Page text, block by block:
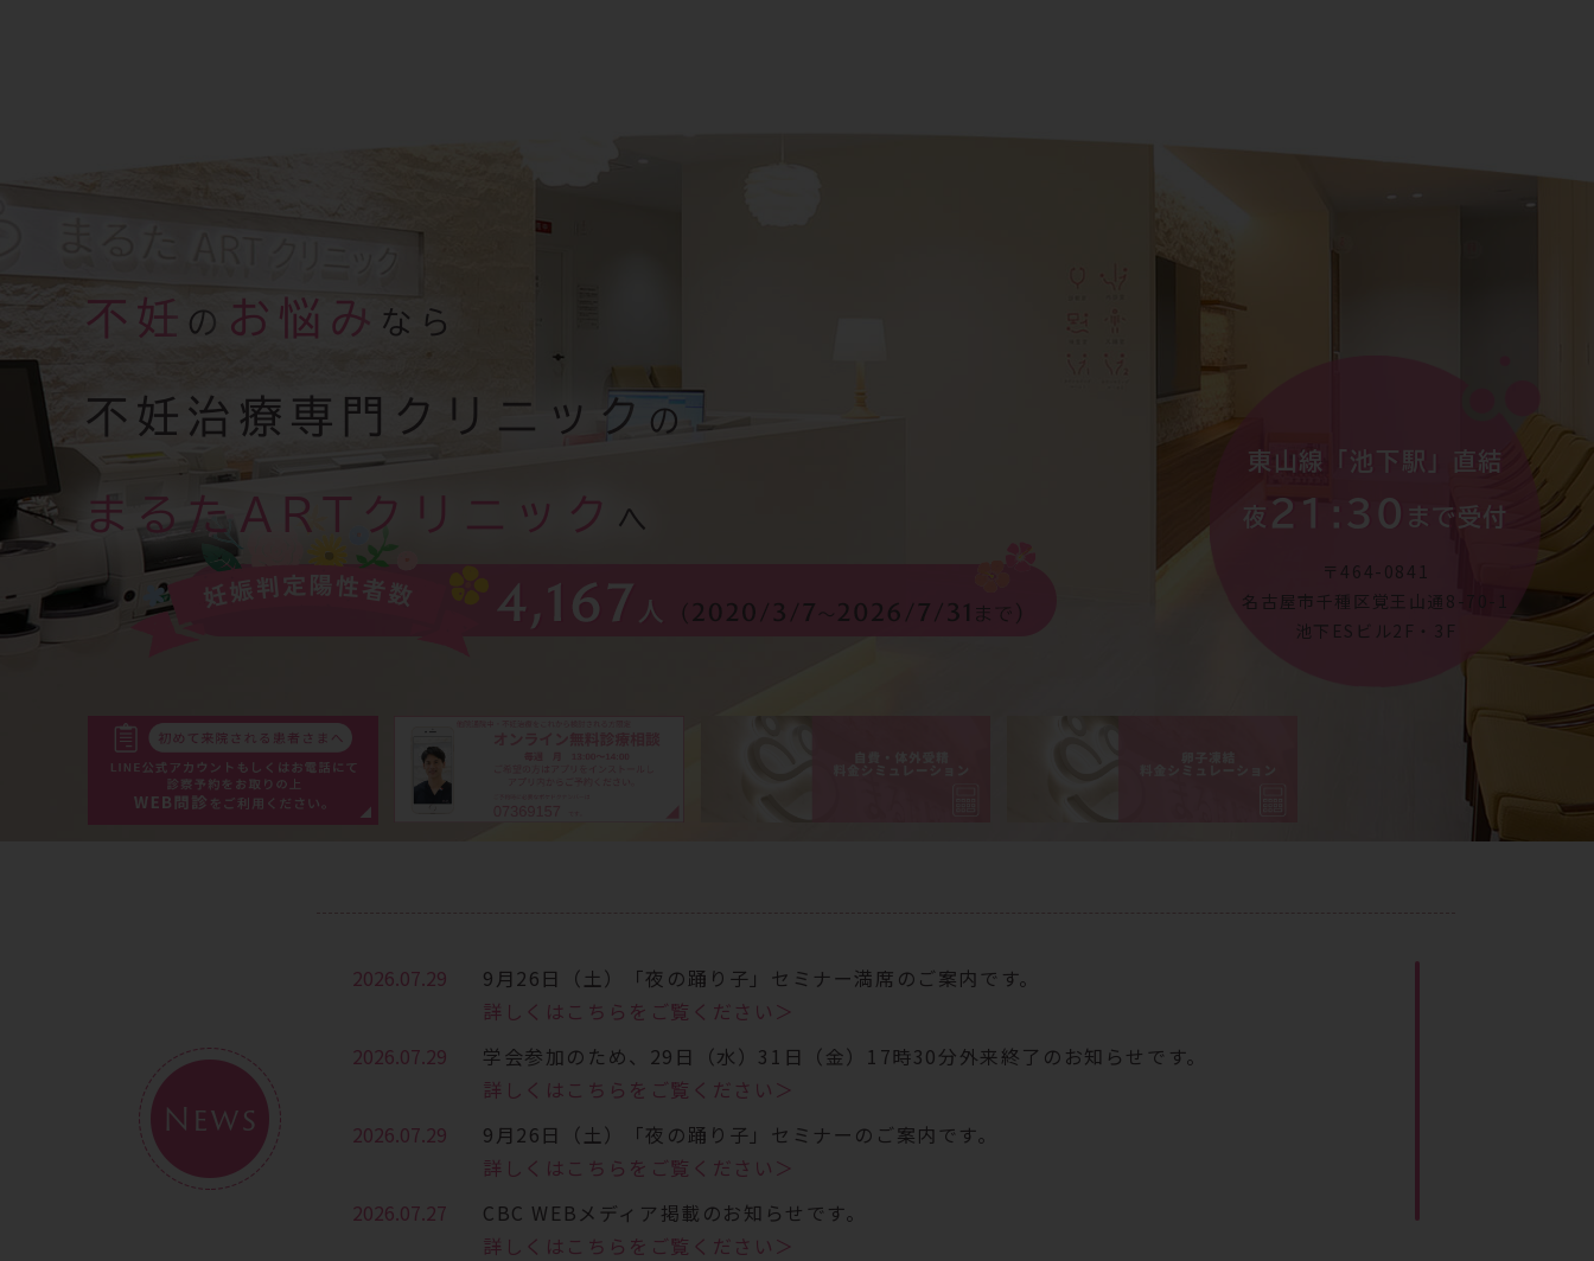
不妊 の お悩み なら
不妊治療専門クリニック の
まるたARTクリニック へ
東山線「池下駅」直結
夜 21:30 まで受付
〒464-0841
名古屋市千種区覚王山通8-70-1
池下ESビル2F・3F
News
2026.07.29
9月26日（土）「夜の踊り子」セミナー満席のご案内です。
詳しくはこちらをご覧ください＞
2026.07.29
学会参加のため、29日（水）31日（金）17時30分外来終了のお知らせです。
詳しくはこちらをご覧ください＞
2026.07.29
9月26日（土）「夜の踊り子」セミナーのご案内です。
詳しくはこちらをご覧ください＞
2026.07.27
CBC WEBメディア掲載のお知らせです。
詳しくはこちらをご覧ください＞